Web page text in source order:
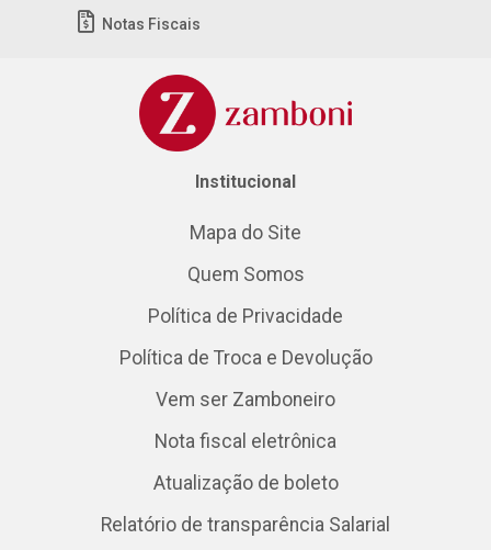
Notas Fiscais
Institucional
Mapa do Site
Quem Somos
Política de Privacidade
Política de Troca e Devolução
Vem ser Zamboneiro
Nota fiscal eletrônica
Atualização de boleto
Relatório de transparência Salarial